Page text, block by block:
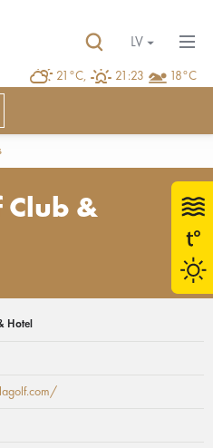
21°C, 21:23 18°C
LV
&
Hotel